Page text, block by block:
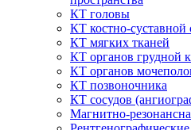
КТ головы
КТ костно-суставной
КТ мягких тканей
КТ органов грудной
КТ органов
КТ позвоночника
КТ сосудов
Магнитно-